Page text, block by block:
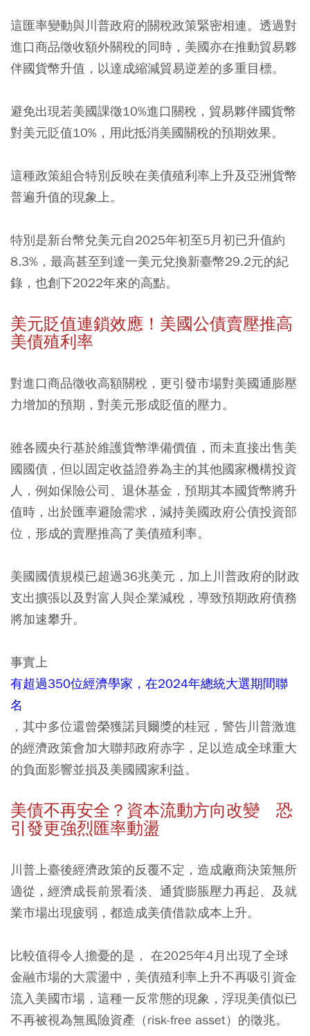
這匯率變動與川普政府的關稅政策緊密相連。透過對
進口商品徵收額外關稅的同時，美國亦在推動貿易夥
伴國貨幣升值，以達成縮減貿易逆差的多重目標。
避免出現若美國課徵10%進口關稅，貿易夥伴國貨幣
對美元貶值10%，用此抵消美國關稅的預期效果。
這種政策組合特別反映在美債殖利率上升及亞洲貨幣
普遍升值的現象上。
特別是新台幣兌美元自2025年初至5月初已升值約
8.3%，最高甚至到達一美元兌換新臺幣29.2元的紀
錄，也創下2022年來的高點。
美元貶值連鎖效應！美國公債賣壓推高
美債殖利率
對進口商品徵收高額關稅，更引發市場對美國通膨壓
力增加的預期，對美元形成貶值的壓力。
雖各國央行基於維護貨幣準備價值，而未直接出售美
國國債，但以固定收益證券為主的其他國家機構投資
人，例如保險公司、退休基金，預期其本國貨幣將升
值時，出於匯率避險需求，減持美國政府公債投資部
位，形成的賣壓推高了美債殖利率。
美國國債規模已超過36兆美元，加上川普政府的財政
支出擴張以及對富人與企業減稅，導致預期政府債務
將加速攀升。
事實上
有超過350位經濟學家，在2024年總統大選期間聯
名
，其中多位還曾榮獲諾貝爾獎的桂冠，警告川普激進
的經濟政策會加大聯邦政府赤字，足以造成全球重大
的負面影響並損及美國國家利益。
美債不再安全？ 資本流動方向改變 恐
引發更強烈匯率動盪
川普上臺後經濟政策的反覆不定，造成廠商決策無所
適從，經濟成長前景看淡、通貨膨脹壓力再起、及就
業市場出現疲弱，都造成美債借款成本上升。
比較值得令人擔憂的是， 在2025年4月出現了全球
金融市場的大震盪中，美債殖利率上升不再吸引資金
流入美國市場，這種一反常態的現象，浮現美債似已
不再被視為無風險資產（risk-free asset）的徵兆。